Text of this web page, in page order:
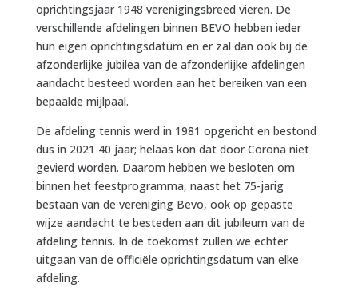
oprichtingsjaar 1948 verenigingsbreed vieren. De
verschillende afdelingen binnen BEVO hebben ieder
hun eigen oprichtingsdatum en er zal dan ook bij de
afzonderlijke jubilea van de afzonderlijke afdelingen
aandacht besteed worden aan het bereiken van een
bepaalde mijlpaal.
De afdeling tennis werd in 1981 opgericht en bestond
dus in 2021 40 jaar; helaas kon dat door Corona niet
gevierd worden. Daarom hebben we besloten om
binnen het feestprogramma, naast het 75-jarig
bestaan van de vereniging Bevo, ook op gepaste
wijze aandacht te besteden aan dit jubileum van de
afdeling tennis. In de toekomst zullen we echter
uitgaan van de officiële oprichtingsdatum van elke
afdeling.